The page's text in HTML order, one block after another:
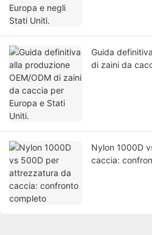
Guida
di zaini da
Nylon 1000D
caccia: